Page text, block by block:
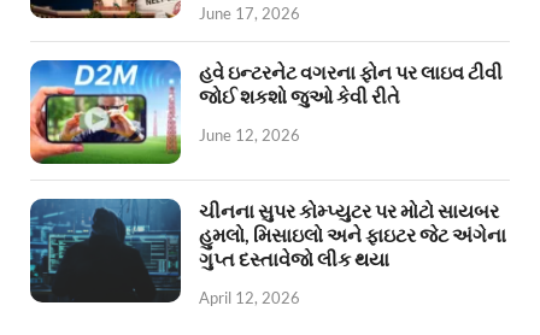
June 17, 2026
હવે ઇન્ટરનેટ વગરના ફોન પર લાઇવ ટીવી
જોઈ શકશો જુઓ કેવી રીતે
June 12, 2026
ચીનના સુપર કોમ્પ્યુટર પર મોટો સાયબર
હુમલો, મિસાઇલો અને ફાઇટર જેટ અંગેના
ગુપ્ત દસ્તાવેજો લીક થયા
April 12, 2026